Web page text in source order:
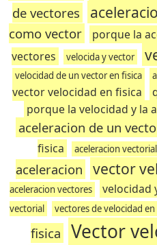
de vectores
como vector
porque la
vectores
velocida y vector
velocidad de un vector en fisica
vector velocidad en fisica
porque la velocidad y la
aceleracion de un
fisica
aceleracion
aceleracion
vector
aceleracion vectores
velocidad
vectorial
vectores de velocidad en
fisica
Vector